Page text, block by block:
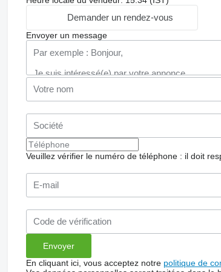
Demander un rendez-vous
Envoyer un message
Veuillez vérifier le numéro de téléphone : il doit
En cliquant ici, vous acceptez notre politique de